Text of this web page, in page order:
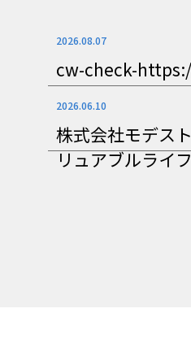
2026.08.07
cw-check-
2026.06.10
株式会社モデス
リュアブルライ